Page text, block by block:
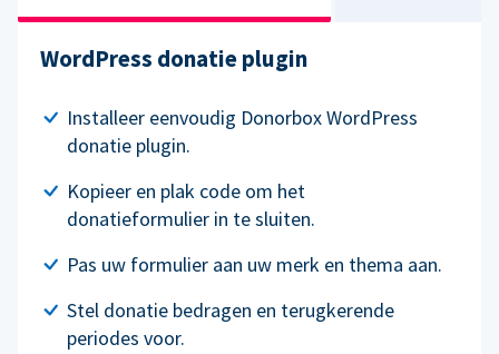
WordPress donatie plugin
Installeer eenvoudig Donorbox WordPress
donatie plugin.
Kopieer en plak code om het
donatieformulier in te sluiten.
Pas uw formulier aan uw merk en thema aan.
Stel donatie bedragen en terugkerende
periodes voor.